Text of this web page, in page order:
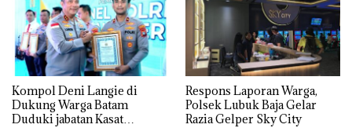
Kompol Deni Langie di
Dukung Warga Batam
Duduki jabatan Kasat
Respons Laporan Warga,
Polsek Lubuk Baja Gelar
Razia Gelper Sky City